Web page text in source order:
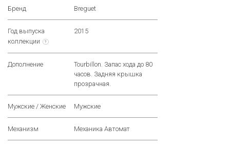
Бренд Breguet
Год выпуска
коллекции
?
2015
Дополнение
Tourbillon. Запас хода до 80
часов. Задняя крышка
прозрачная.
Мужские / Женские Мужские
Механизм Механика Автомат